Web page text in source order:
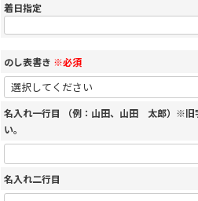
着日指定
のし表書き ※必須
名入れ一行目 （例：山田、山田 太郎）※旧
い。
名入れ二行目